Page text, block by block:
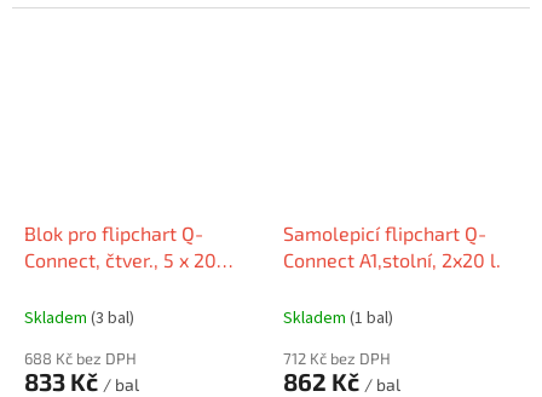
Blok pro flipchart Q-
Connect, čtver., 5 x 20
Skladem (3 bal)
688 Kč bez DPH
833 Kč / bal
Samolepicí flipchart Q-
Connect A1,stolní, 2x20 l.
Skladem (1 bal)
712 Kč bez DPH
862 Kč / bal